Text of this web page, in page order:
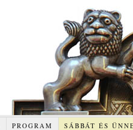
PROGRAM SÁBBÁT ÉS